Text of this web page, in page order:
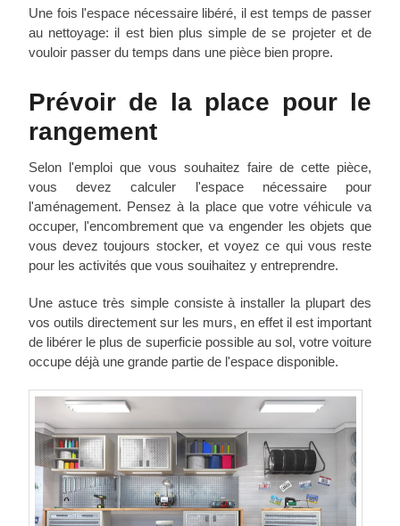
Une fois l'espace nécessaire libéré, il est temps de passer
au nettoyage: il est bien plus simple de se projeter et de
vouloir passer du temps dans une pièce bien propre.
Prévoir de la place pour le
rangement
Selon l'emploi que vous souhaitez faire de cette pièce,
vous devez calculer l'espace nécessaire pour
l'aménagement. Pensez à la place que votre véhicule va
occuper, l'encombrement que va engender les objets que
vous devez toujours stocker, et voyez ce qui vous reste
pour les activités que vous souihaitez y entreprendre.
Une astuce très simple consiste à installer la plupart des
vos outils directement sur les murs, en effet il est important
de libérer le plus de superficie possible au sol, votre voiture
occupe déjà une grande partie de l'espace disponible.